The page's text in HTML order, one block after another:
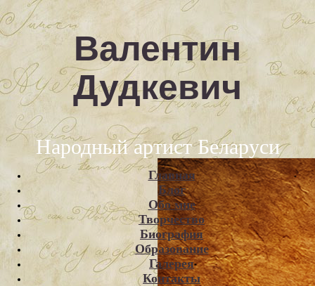
Валентин
Дудкевич
Народный артист Беларуси
Главная
Блог
Обо мне
Творчество
Биография
Образование
Галерея
Контакты